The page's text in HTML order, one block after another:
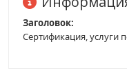
Заголовок:
Сертификация, услуги